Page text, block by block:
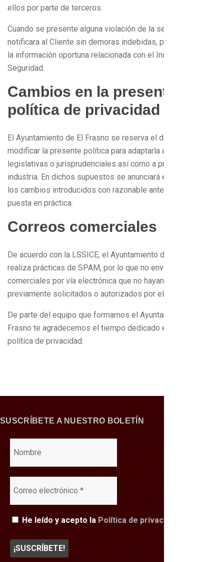
ellos por parte de terceros.
Cuando se presente alguna violación de la seguridad, se
notificara al Cliente sin demoras indebidas, proporcionando
la información oportuna relacionada con el Incidente de
Seguridad.
Cambios en la presente
política de privacidad
El Ayuntamiento de El Frasno se reserva el derecho a
modificar la presente política para adaptarla a novedades
legislativas o jurisprudenciales así como a prácticas de la
industria. En dichos supuestos se anunciará en esta página
los cambios introducidos con razonable antelación a su
puesta en práctica.
Correos comerciales
De acuerdo con la LSSICE, el Ayuntamiento de El Frasno no
realiza prácticas de SPAM, por lo que no envía correos
comerciales por vía electrónica que no hayan sido
previamente solicitados o autorizados por el Usuario.
De parte del equipo que formamos el Ayuntamiento de El
Frasno te agradecemos el tiempo dedicado en leer esta
política de privacidad.
SUSCRÍBETE A NUESTRO BOLETÍN
He leído y acepto la Política de privacidad